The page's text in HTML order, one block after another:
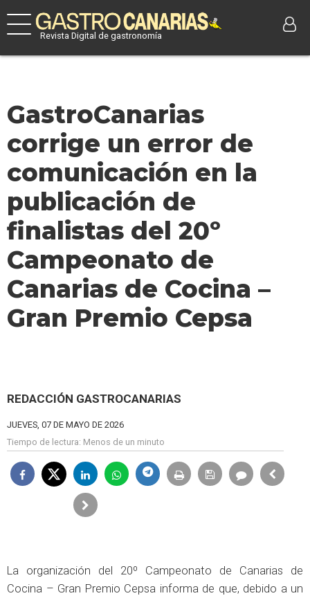
Revista Digital de gastronomía
GastroCanarias
corrige un error de
comunicación en la
publicación de
finalistas del 20º
Campeonato de
Canarias de Cocina –
Gran Premio Cepsa
REDACCIÓN GASTROCANARIAS
JUEVES, 07 DE MAYO DE 2026
Tiempo de lectura: Menos de un minuto
La organización del 20º Campeonato de Canarias de
Cocina – Gran Premio Cepsa informa de que, debido a un